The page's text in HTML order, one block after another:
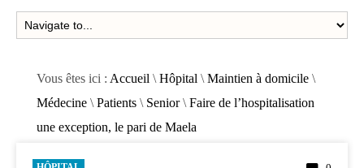
Vous êtes ici : Accueil \ Hôpital \ Maintien à domicile \
Médecine \ Patients \ Senior\ Faire de l’hospitalisation
une exception, le pari de Maela